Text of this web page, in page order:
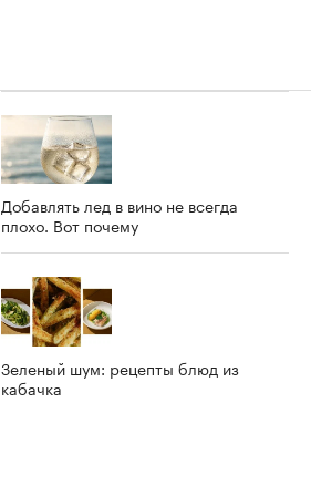
Добавлять лед в вино не всегда
плохо. Вот почему
Зеленый шум: рецепты блюд из
кабачка